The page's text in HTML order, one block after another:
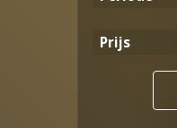
Prijs